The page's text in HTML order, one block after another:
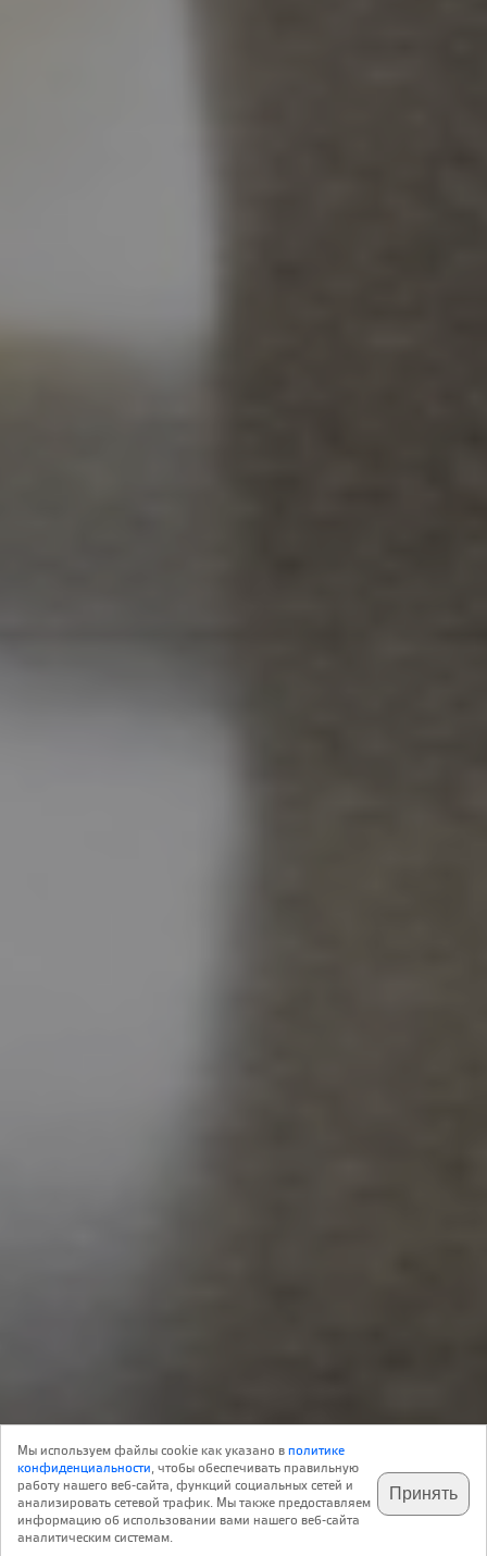
20 Сентября 2023 10 Интерьер
подпишитесь на наш
телеграм @archi_ru
✕
Мы используем файлы cookie как указано вполитике
конфиденциальности, чтобы обеспечивать правильную
работу нашего веб-сайта, функций социальных сетей и
анализировать сетевой трафик. Мы также предоставляем
информацию об использовании вами нашего веб-сайта
аналитическим системам.
Принять